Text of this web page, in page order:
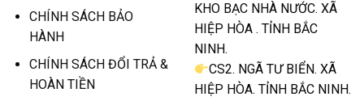
CHÍNH SÁCH BẢO
HÀNH
CHÍNH SÁCH ĐỔI TRẢ &
HOÀN TIỀN
KHO BẠC NHÀ NƯỚC. XÃ
HIỆP HÒA . TỈNH BẮC
NINH.
CS2. NGÃ TƯ BIỂN. XÃ
HIỆP HÒA. TỈNH BẮC NINH.